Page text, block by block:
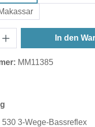
In den
MM11385
3-Wege-Bassreflex